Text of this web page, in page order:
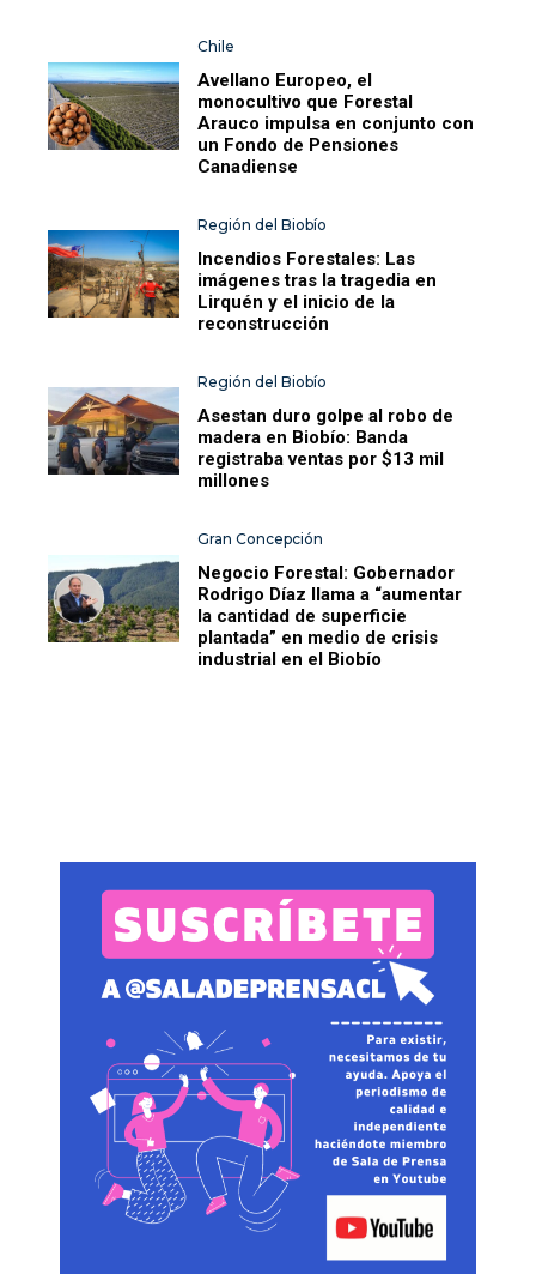
Chile
Avellano Europeo, el
monocultivo que Forestal
Arauco impulsa en conjunto con
un Fondo de Pensiones
Canadiense
Región del Biobío
Incendios Forestales: Las
imágenes tras la tragedia en
Lirquén y el inicio de la
reconstrucción
Región del Biobío
Asestan duro golpe al robo de
madera en Biobío: Banda
registraba ventas por $13 mil
millones
Gran Concepción
Negocio Forestal: Gobernador
Rodrigo Díaz llama a “aumentar
la cantidad de superficie
plantada” en medio de crisis
industrial en el Biobío